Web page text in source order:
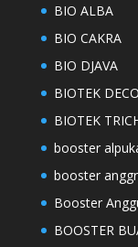
BIO ALBA
BIO CAKRA
BIO DJAVA
BIOTEK
BIOTEK
booster
booster
Booster
BOOSTER